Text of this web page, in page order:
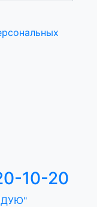
10-20